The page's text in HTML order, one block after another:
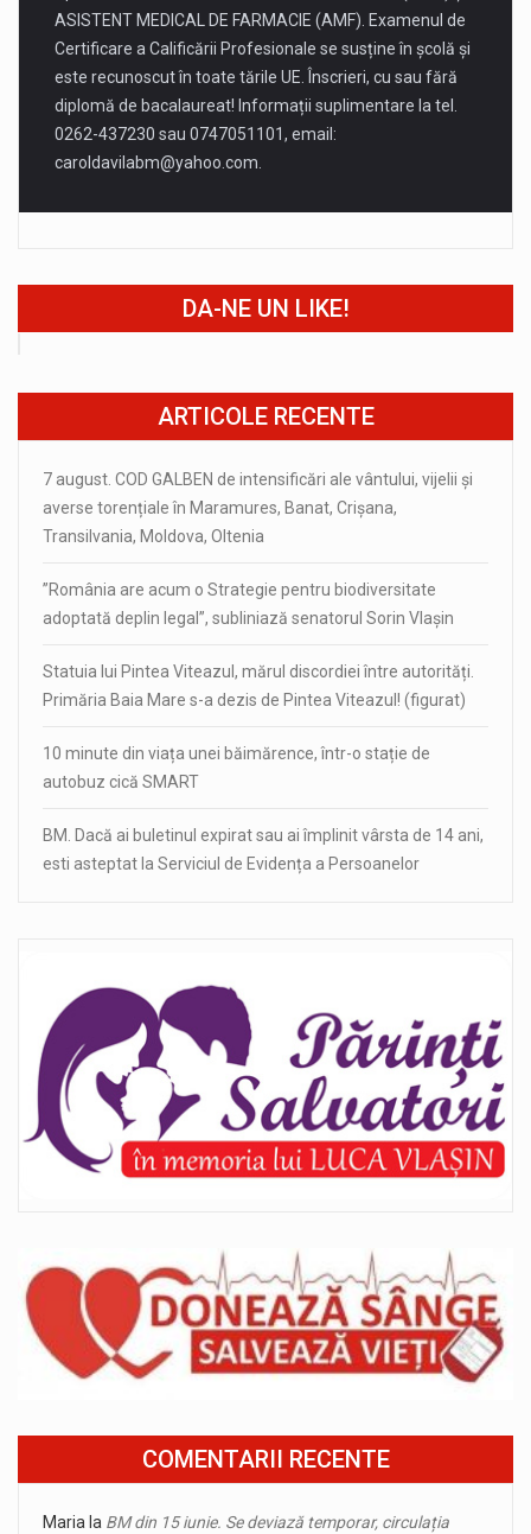
ASISTENT MEDICAL DE FARMACIE (AMF). Examenul de
Certificare a Calificării Profesionale se susține în școlă și
este recunoscut în toate tările UE. Înscrieri, cu sau fără
diplomă de bacalaureat! Informații suplimentare la tel.
0262-437230 sau 0747051101, email:
caroldavilabm@yahoo.com
DA-NE UN LIKE!
ARTICOLE RECENTE
7 august. COD GALBEN de intensificări ale vântului, vijelii și
averse torențiale în Maramures, Banat, Crișana,
Transilvania, Moldova, Oltenia
”România are acum o Strategie pentru biodiversitate
adoptată deplin legal”, subliniază senatorul Sorin Vlașin
Statuia lui Pintea Viteazul, mărul discordiei între autorități.
Primăria Baia Mare s-a dezis de Pintea Viteazul! (figurat)
10 minute din viața unei băimărence, într-o stație de
autobuz cică SMART
BM. Dacă ai buletinul expirat sau ai împlinit vârsta de 14 ani,
esti asteptat la Serviciul de Evidența a Persoanelor
COMENTARII RECENTE
Maria la BM din 15 iunie. Se deviază temporar, circulația